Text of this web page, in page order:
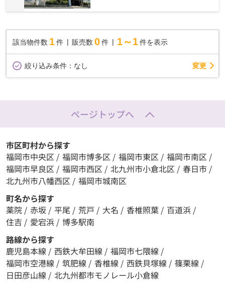
該当物件数 1件 販売数 0 件 1～1 件を表示
絞り込み条件： なし 変更
ページトップへ
市区町村から探す
福岡市中央区 / 福岡市博多区 / 福岡市東区 / 福岡市南区 /
福岡市早良区 / 福岡市西区 / 北九州市小倉北区 / 春日市 /
北九州市八幡西区 / 福岡市城南区
町名から探す
薬院 / 赤坂 / 平尾 / 荒戸 / 大名 / 香椎照葉 / 百道浜 /
住吉 / 愛宕浜 / 博多駅南
路線から探す
鹿児島本線 / 西鉄大牟田線 / 福岡市七隈線 /
福岡市空港線 / 筑肥線 / 香椎線 / 西鉄貝塚線 / 篠栗線 /
日田彦山線 / 北九州都市モノレール小倉線